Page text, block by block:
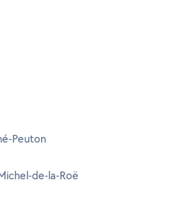
Peuton
de-la-Roë